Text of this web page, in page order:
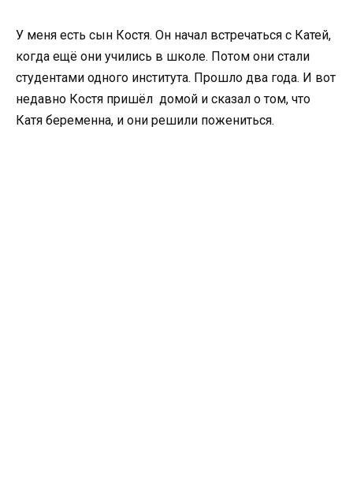
У меня есть сын Костя. Он начал встречаться с Катей,
когда ещё они учились в школе. Потом они стали
студентами одного института. Прошло два года. И вот
недавно Костя пришёл домой и сказал о том, что
Катя беременна, и они решили пожениться.